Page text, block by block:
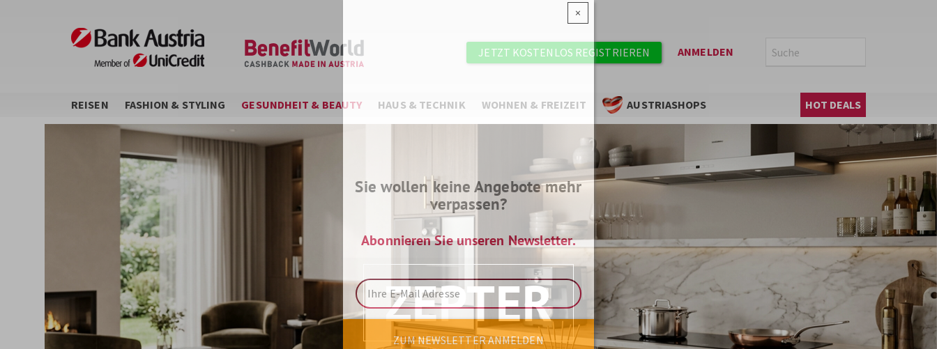
Suche
Benutzermenü
JETZT KOSTENLOS REGISTRIEREN ANMELDEN
REISEN FASHION & STYLING GESUNDHEIT & BEAUTY HAUS & TECHNIK WOHNEN & FREIZEIT AUSTRIASHOPS Hauptnavigation
HOT DEALS
ZEPTER
×
Sie wollen keine Angebote mehr
verpassen?
Abonnieren Sie unseren Newsletter.
ZUM NEWSLETTER ANMELDEN